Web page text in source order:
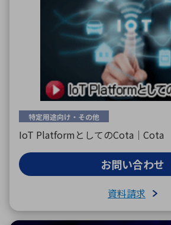
特定用途向け・その他
IoT PlatformとしてのCota｜Cota
お問い合わせ
資料請求